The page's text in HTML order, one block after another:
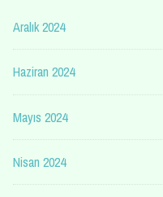
Aralık 2024
Haziran 2024
Mayıs 2024
Nisan 2024